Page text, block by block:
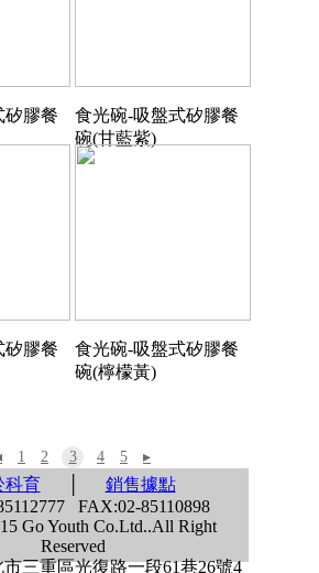
矽膠餐
食光碗-吸盤式矽膠餐
碗(甘藍紫)
矽膠餐
食光碗-吸盤式矽膠餐
碗(檸檬黃)
1 2 3 4 5 ▸
科育│ 銷售據點
FAX:02-85110898
Go Youth Co.Ltd..All Right
Reserved
市三重區光復路一段61巷26號4